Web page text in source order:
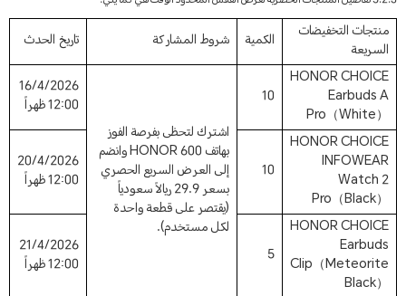
منتجات التخفيضات
السريعة
الكمية شروط المشاركة
تاريخ الحدث
HONOR CHOICE
Earbuds A
Pro（White）
10
اشترك لتحظى بفرصة الفوز
بهاتف HONOR 600 وانضم
إلى العرض السريع الحصري
بسعر 29.9 ريالاً سعودياً
(يقتصر على قطعة واحدة
لكل مستخدم).
16/4/2026
12:00 ظهراً
HONOR CHOICE
INFOWEAR
Watch 2
Pro（Black）
10
20/4/2026
12:00 ظهراً
HONOR CHOICE
Earbuds
Clip（Meteorite
Black）
5
21/4/2026
12:00 ظهراً